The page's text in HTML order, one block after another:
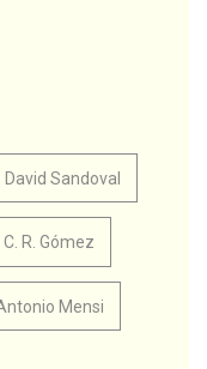
David Sandoval
C. R. Gómez
Mensi